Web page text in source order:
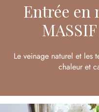
Entrée en
Le veinage naturel et les
chaleur et